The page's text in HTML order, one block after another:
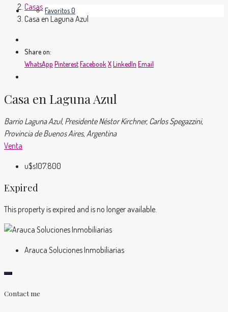
Favoritos0
Casas
Casa en Laguna Azul
Share on:
WhatsApp PinterestFacebook XLinkedIn Email
Casa en Laguna Azul
Barrio Laguna Azul, Presidente Néstor Kirchner, Carlos Spegazzini,
Provincia de Buenos Aires, Argentina
Venta
u$s107.800
Expired
This property is expired and is no longer available.
Arauca Soluciones Inmobiliarias
Contact me